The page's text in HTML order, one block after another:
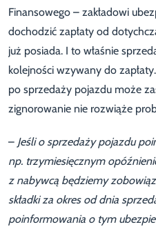
Finansowego – zakładowi
dochodzić zapłaty od
już posiada. I to właśnie
kolejności wzywany do
po sprzedaży pojazdu może
zignorowanie nie rozwiąże
– Jeśli o sprzedaży pojazdu
np. trzymiesięcznym
z nabywcą będziemy
składki za okres od dnia
poinformowania o tym